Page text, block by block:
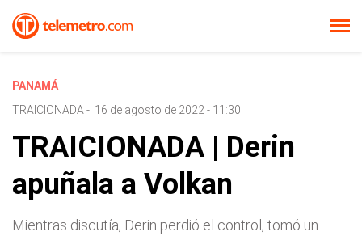
PANAMÁ
TRAICIONADA - 16 de agosto de 2022 - 11:30
TRAICIONADA | Derin
apuñala a Volkan
Mientras discutía, Derin perdió el control, tomó un